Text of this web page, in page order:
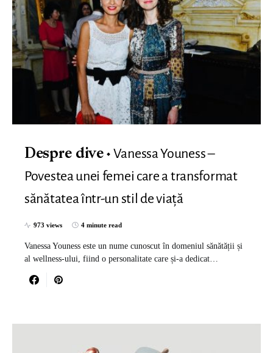
Despre dive
Vanessa Youness –
Povestea unei femei care a transformat
sănătatea într-un stil de viață
973 views 4 minute read
Vanessa Youness este un nume cunoscut în domeniul sănătății și
al wellness-ului, fiind o personalitate care și-a dedicat…